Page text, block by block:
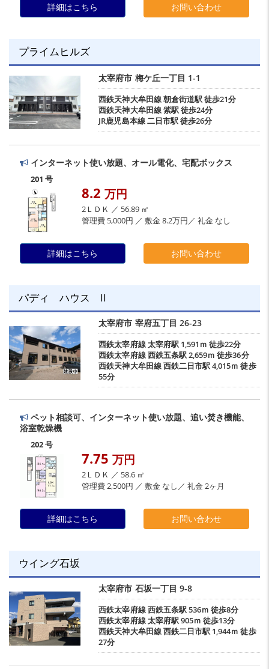
詳細はこちら お問い合わせ
プライムヒルズ
太宰府市 梅ケ丘一丁目 1-1
西鉄天神大牟田線朝倉街道駅徒歩21分
西鉄天神大牟田線紫駅徒歩24分
JR鹿児島本線二日市駅徒歩26分
インターネット使い放題、オール電化、宅配ボックス
201 号
8.2 万円
2ＬＤＫ ／ 56.89 ㎡
管理費 5,000円 ／ 敷金 8.2万円／ 礼金 なし
詳細はこちら お問い合わせ
パディ ハウス II
太宰府市 宰府五丁目 26-23
西鉄太宰府線太宰府駅1,591ｍ 徒歩22分
西鉄太宰府線西鉄五条駅2,659ｍ 徒歩36分
西鉄天神大牟田線西鉄二日市駅4,015ｍ 徒歩
55分
ペット相談可、インターネット使い放題、追い焚き機能、
浴室乾燥機
202 号
7.75 万円
2ＬＤＫ ／ 58.6 ㎡
管理費 2,500円 ／ 敷金 なし／ 礼金 2ヶ月
詳細はこちら お問い合わせ
ウイング石坂
太宰府市 石坂一丁目 9-8
西鉄太宰府線西鉄五条駅536ｍ 徒歩8分
西鉄太宰府線太宰府駅905ｍ 徒歩13分
西鉄天神大牟田線西鉄二日市駅 1,944ｍ 徒歩
27分